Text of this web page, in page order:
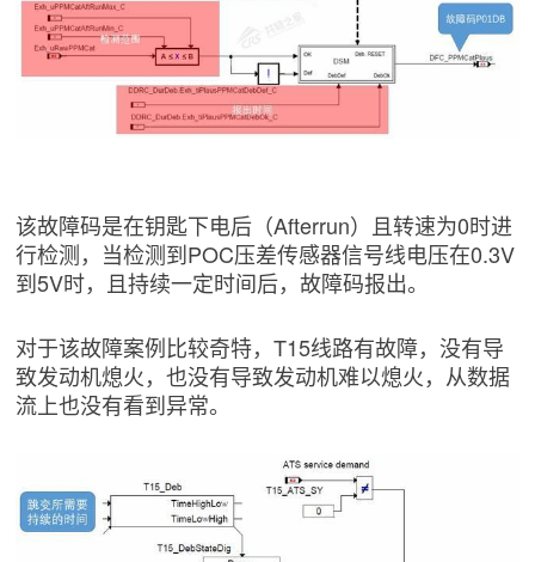
该故障码是在钥匙下电后（Afterrun）且转速为0时进
行检测，当检测到POC压差传感器信号线电压在0.3V
到5V时，且持续一定时间后，故障码报出。
对于该故障案例比较奇特，T15线路有故障，没有导
致发动机熄火，也没有导致发动机难以熄火，从数据
流上也没有看到异常。